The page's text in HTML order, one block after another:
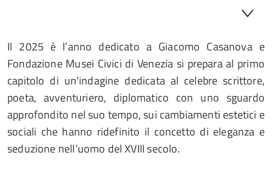
Il 2025 è l’anno dedicato a Giacomo Casanova e
Fondazione Musei Civici di Venezia si prepara al primo
capitolo di un'indagine dedicata al celebre scrittore,
poeta, avventuriero, diplomatico con uno sguardo
approfondito nel suo tempo, sui cambiamenti estetici e
sociali che hanno ridefinito il concetto di eleganza e
seduzione nell’uomo del XVIII secolo.